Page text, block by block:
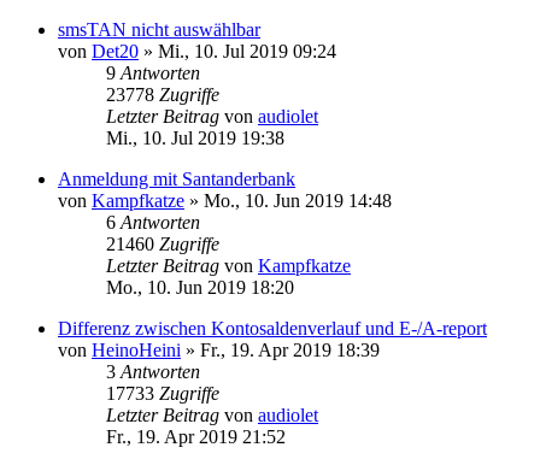
smsTAN nicht auswählbar
von Det20 » Mi., 10. Jul 2019 09:24
9 Antworten
23778 Zugriffe
Letzter Beitrag von audiolet
Mi., 10. Jul 2019 19:38
Anmeldung mit Santanderbank
von Kampfkatze » Mo., 10. Jun 2019 14:48
6 Antworten
21460 Zugriffe
Letzter Beitrag von Kampfkatze
Mo., 10. Jun 2019 18:20
Differenz zwischen Kontosaldenverlauf und E-/A-report
von HeinoHeini » Fr., 19. Apr 2019 18:39
3 Antworten
17733 Zugriffe
Letzter Beitrag von audiolet
Fr., 19. Apr 2019 21:52